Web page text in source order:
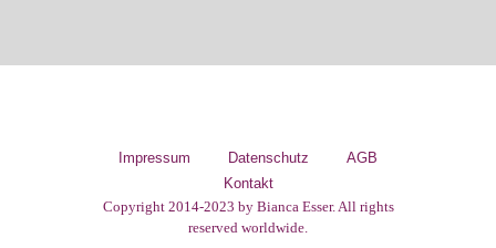
Impressum Datenschutz
AGB
Kontakt
Copyright 2014-2023 by Bianca Esser. All rights
reserved worldwide.